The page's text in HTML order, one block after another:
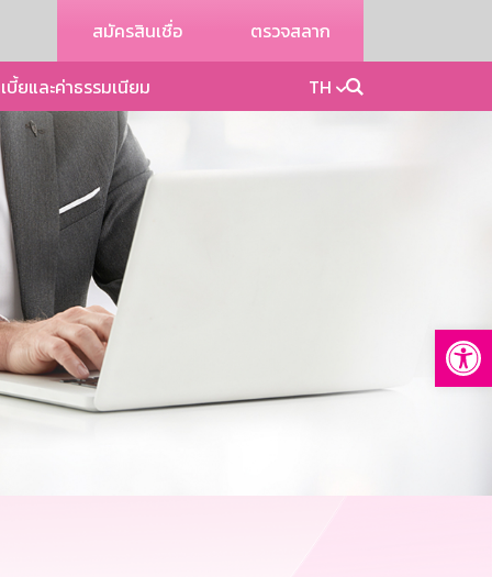
สมัครสินเชื่อ ตรวจสลาก
บี้ยและค่าธรรมเนียม TH